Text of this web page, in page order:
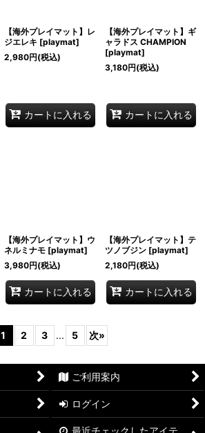
【海外プレイマット】レ
ジエレキ [playmat]
2,980円(税込)
カートに入れる
【海外プレイマット】ギ
ャラドス CHAMPION
[playmat]
3,180円(税込)
カートに入れる
【海外プレイマット】ウ
ネルミナモ [playmat]
3,980円(税込)
カートに入れる
【海外プレイマット】テ
ツノブジン [playmat]
2,180円(税込)
カートに入れる
1 2 3 ... 5 次»
ご利用案内
ログイン
最近チェックしたアイテ